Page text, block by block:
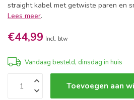
straight kabel met getwiste paren en
Lees meer.
€44,99 Incl. btw
Vandaag besteld, dinsdag in huis
Toevoegen aan